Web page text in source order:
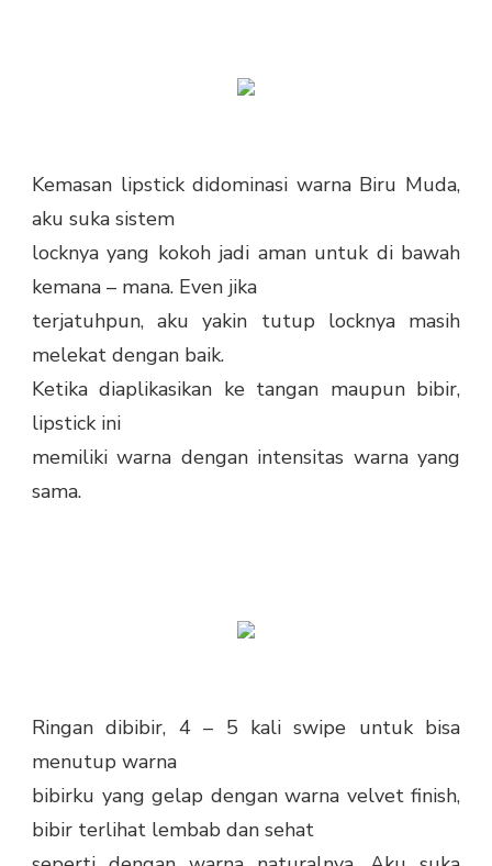
Kemasan lipstick didominasi warna Biru Muda,
aku suka sistem
locknya yang kokoh jadi aman untuk di bawah
kemana – mana. Even jika
terjatuhpun, aku yakin tutup locknya masih
melekat dengan baik.
Ketika diaplikasikan ke tangan maupun bibir,
lipstick ini
memiliki warna dengan intensitas warna yang
sama.
Ringan dibibir, 4 – 5 kali swipe untuk bisa
menutup warna
bibirku yang gelap dengan warna velvet finish,
bibir terlihat lembab dan sehat